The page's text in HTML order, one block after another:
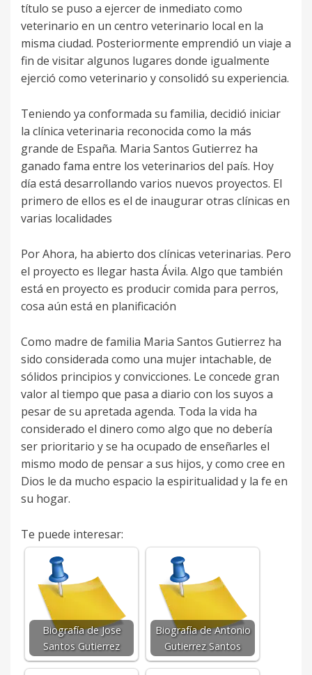
título se puso a ejercer de inmediato como
veterinario en un centro veterinario local en la
misma ciudad. Posteriormente emprendió un viaje a
fin de visitar algunos lugares donde igualmente
ejerció como veterinario y consolidó su experiencia.
Teniendo ya conformada su familia, decidió iniciar
la clínica veterinaria reconocida como la más
grande de España. Maria Santos Gutierrez ha
ganado fama entre los veterinarios del país. Hoy
día está desarrollando varios nuevos proyectos. El
primero de ellos es el de inaugurar otras clínicas en
varias localidades
Por Ahora, ha abierto dos clínicas veterinarias. Pero
el proyecto es llegar hasta Ávila. Algo que también
está en proyecto es producir comida para perros,
cosa aún está en planificación
Como madre de familia Maria Santos Gutierrez ha
sido considerada como una mujer intachable, de
sólidos principios y convicciones. Le concede gran
valor al tiempo que pasa a diario con los suyos a
pesar de su apretada agenda. Toda la vida ha
considerado el dinero como algo que no debería
ser prioritario y se ha ocupado de enseñarles el
mismo modo de pensar a sus hijos, y como cree en
Dios le da mucho espacio la espiritualidad y la fe en
su hogar.
Te puede interesar:
Biografía de Jose
Santos Gutierrez
Biografía de Antonio
Gutierrez Santos